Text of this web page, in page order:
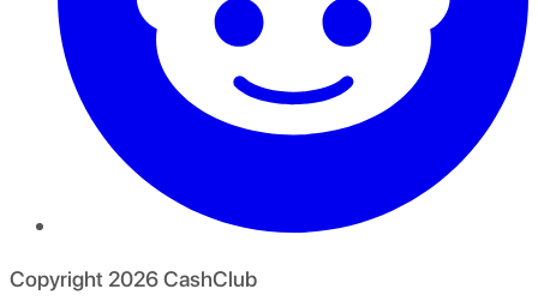
Copyright 2026CashClub